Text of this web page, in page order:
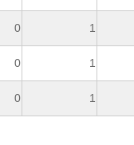
0 1
0 1
0 1